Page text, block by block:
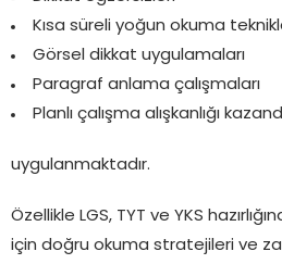
Kısa süreli yoğun okuma
Görsel dikkat uygulamaları
Paragraf anlama çalışmaları
Planlı çalışma alışkanlığı
uygulanmaktadır.
Özellikle LGS, TYT ve YKS
için doğru okuma stratejileri ve